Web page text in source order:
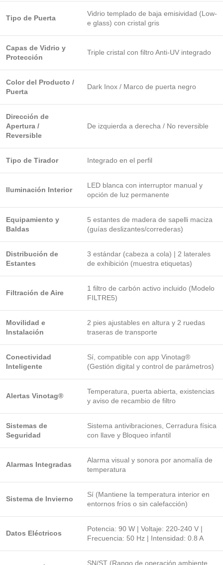
Tipo de Puerta
Vidrio templado de baja emisividad (Low-
e glass) con cristal gris
Capas de Vidrio y
Protección
Triple cristal con filtro Anti-UV integrado
Color del Producto /
Puerta
Dark Inox / Marco de puerta negro
Dirección de
Apertura /
Reversible
De izquierda a derecha / No reversible
Tipo de Tirador Integrado en el perfil
Iluminación Interior
LED blanca con interruptor manual y
opción de luz permanente
Equipamiento y
Baldas
5 estantes de madera de sapelli maciza
(guías deslizantes/correderas)
Distribución de
Estantes
3 estándar (cabeza a cola) | 2 laterales
de exhibición (muestra etiquetas)
Filtración de Aire
1 filtro de carbón activo incluido (Modelo
FILTRE5)
Movilidad e
Instalación
2 pies ajustables en altura y 2 ruedas
traseras de transporte
Conectividad
Inteligente
Sí, compatible con app Vinotag®
(Gestión digital y control de parámetros)
Alertas Vinotag®
Temperatura, puerta abierta, existencias
y aviso de recambio de filtro
Sistemas de
Seguridad
Sistema antivibraciones, Cerradura física
con llave y Bloqueo infantil
Alarmas Integradas
Alarma visual y sonora por anomalía de
temperatura
Sistema de Invierno
Sí (Mantiene la temperatura interior en
entornos fríos o sin calefacción)
Datos Eléctricos
Potencia: 90 W | Voltaje: 220-240 V |
Frecuencia: 50 Hz | Intensidad: 0.8 A
SN/ST (Rango de operación ambiente